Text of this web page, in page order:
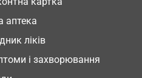
аптека
ліків
і захворювання